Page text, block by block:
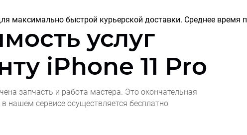
максимально быстрой курьерской доставки. Среднее время
услуг
iPhone 11 Pro
запчасть и работа мастера. Это окончательная
нашем сервисе осуществляется бесплатно